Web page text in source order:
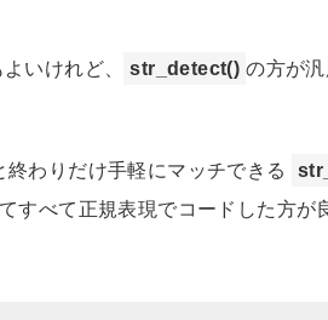
いけれど、 str_detect() の方が
終わりだけ手軽にマッチできる
すべて正規表現でコードした方が